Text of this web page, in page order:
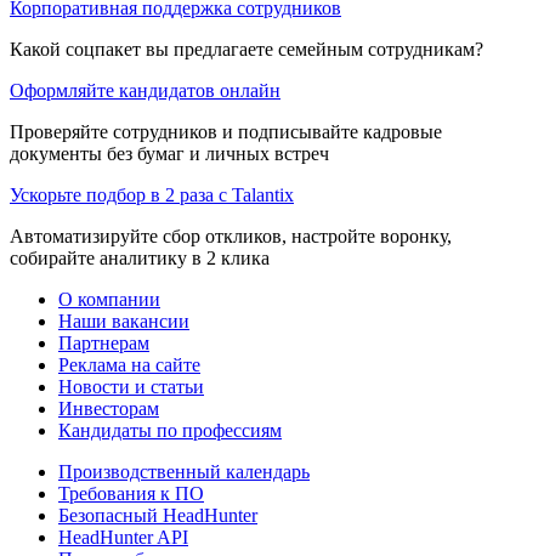
Корпоративная поддержка сотрудников
Какой соцпакет вы предлагаете семейным сотрудникам?
Оформляйте кандидатов онлайн
Проверяйте сотрудников и подписывайте кадровые
документы без бумаг и личных встреч
Ускорьте подбор в 2 раза с Talantix
Автоматизируйте сбор откликов, настройте воронку,
собирайте аналитику в 2 клика
О компании
Наши вакансии
Партнерам
Реклама на сайте
Новости и статьи
Инвесторам
Кандидаты по профессиям
Производственный календарь
Требования к ПО
Безопасный HeadHunter
HeadHunter API